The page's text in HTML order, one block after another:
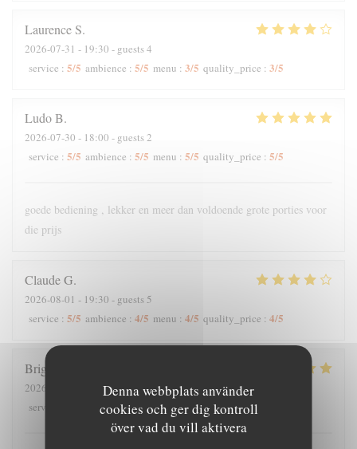
Denna webbplats använder
cookies och ger dig kontroll
över vad du vill aktivera
Laurence S
2026-07-31 - 19:30 - guests 4
service : 5/5 ambience : 5/5 menu : 3/5 quality_price : 3/5
LudoB
2026-07-30 - 18:00 - guests 2
service : 5/5 ambience : 5/5 menu : 5/5 quality_price : 5/5
goede bediening , lekker en meer dan voldoende grote porties voor
die prijs
ClaudeG
2026-08-01 - 19:30 - guests 5
service : 5/5 ambience : 4/5 menu : 4/5 quality_price : 4/5
Brigitte
2026-07-28
- 12:00 - guests 4
service
ambience:5/5 menu:5 /5 quality_price